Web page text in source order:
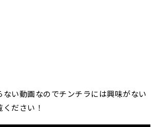
い動画なのでチンチラには興味がない
ださい！